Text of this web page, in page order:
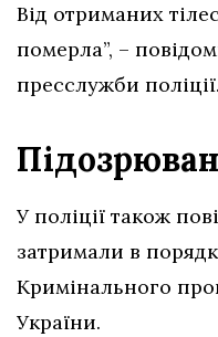
Від отриманих
померла”, –
пресслужби поліції.
У поліції також
затримали в
Кримінального
України.